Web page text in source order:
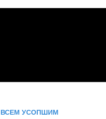
ВСЕМ УСОПШИМ